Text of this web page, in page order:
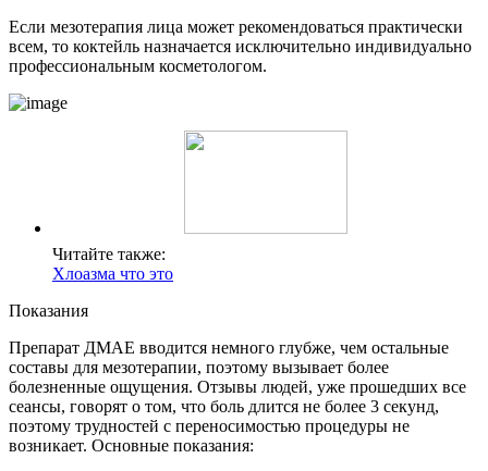
Если мезотерапия лица может рекомендоваться практически
всем, то коктейль назначается исключительно индивидуально
профессиональным косметологом.
Читайте также:
Хлоазма что это
Показания
Препарат ДМАЕ вводится немного глубже, чем остальные
составы для мезотерапии, поэтому вызывает более
болезненные ощущения. Отзывы людей, уже прошедших все
сеансы, говорят о том, что боль длится не более 3 секунд,
поэтому трудностей с переносимостью процедуры не
возникает. Основные показания: